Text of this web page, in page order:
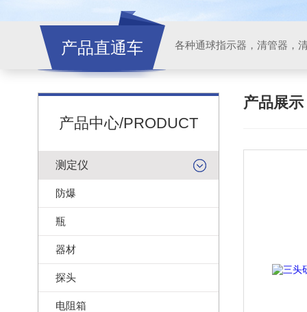
产品直通车 各种通球指示器，清管器，
产品中心/PRODUCT
测定仪
防爆
瓶
器材
探头
电阻箱
产品展示